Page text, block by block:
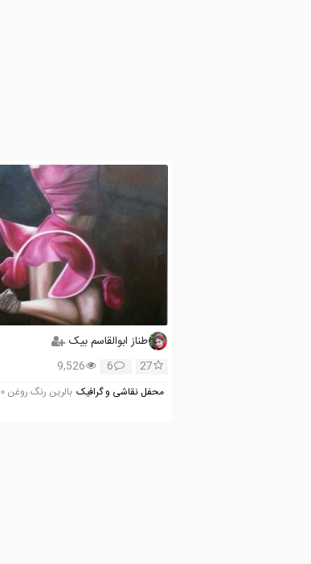
طناز ابوالقاسم بیک
27
6
9,526
محفل نقاشی و گرافیک بالرین رنگ روغن ۲۰۰ * ۱۲۰ cm